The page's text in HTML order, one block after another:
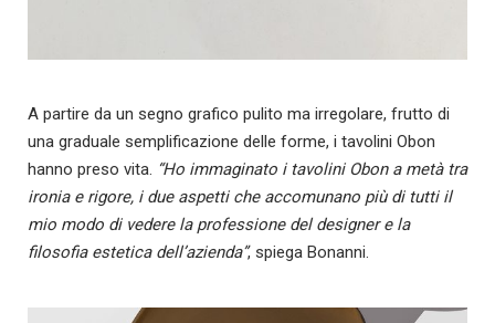
A partire da un segno grafico pulito ma irregolare, frutto di
una graduale semplificazione delle forme, i tavolini Obon
hanno preso vita. “Ho immaginato i tavolini Obon a metà tra
ironia e rigore, i due aspetti che accomunano più di tutti il
mio modo di vedere la professione del designer e la
filosofia estetica dell’azienda”, spiega Bonanni.